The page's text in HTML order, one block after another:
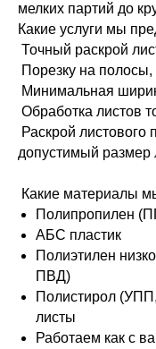
мелких партий до
Какие услуги мы
Точный раскрой
Порезку на
Минимальная
Обработка листов
Раскрой листового
допустимый размер
Какие материалы
Полипропилен
АБС пластик
Полиэтилен
ПВД)
Полистирол
листы
Работаем как с